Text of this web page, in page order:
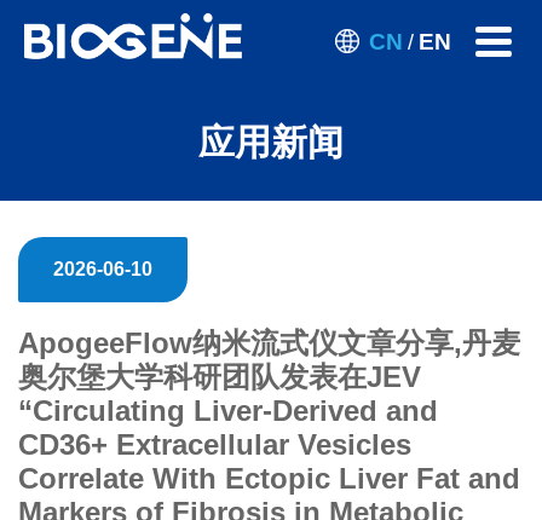
CN / EN
应用新闻
2026-06-10
ApogeeFlow纳米流式仪文章分享,丹麦
奥尔堡大学科研团队发表在JEV
“Circulating Liver-Derived and
CD36+ Extracellular Vesicles
Correlate With Ectopic Liver Fat and
Markers of Fibrosis in Metabolic